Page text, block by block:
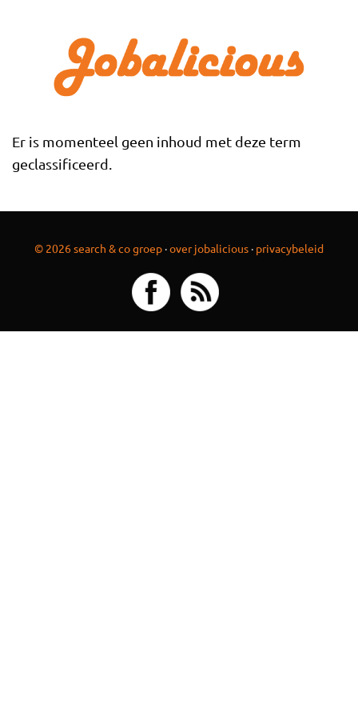
Er is momenteel geen inhoud met deze term
geclassificeerd.
© 2026 search & co groep ·over jobalicious · privacybeleid